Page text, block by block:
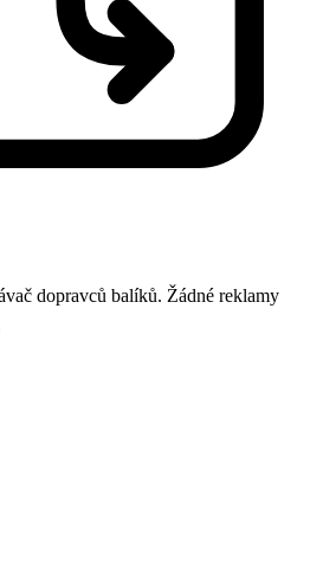
dopravců balíků. Žádné reklamy